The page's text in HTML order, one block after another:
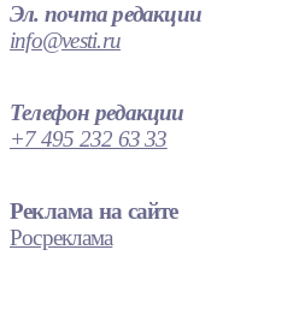
Эл. почта редакции
info@vesti.ru
Телефон редакции
+7 495 232 63 33
Реклама на сайте
Росреклама